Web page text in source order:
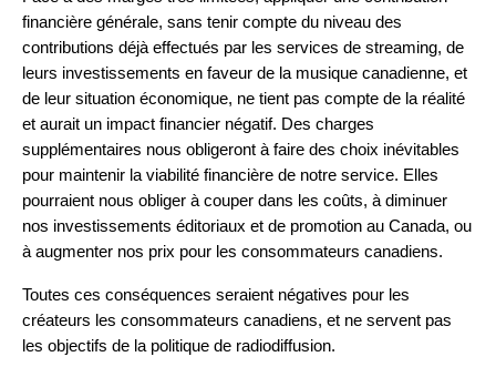
financière générale, sans tenir compte du niveau des
contributions déjà effectués par les services de streaming, de
leurs investissements en faveur de la musique canadienne, et
de leur situation économique, ne tient pas compte de la réalité
et aurait un impact financier négatif. Des charges
supplémentaires nous obligeront à faire des choix inévitables
pour maintenir la viabilité financière de notre service. Elles
pourraient nous obliger à couper dans les coûts, à diminuer
nos investissements éditoriaux et de promotion au Canada, ou
à augmenter nos prix pour les consommateurs canadiens.
Toutes ces conséquences seraient négatives pour les
créateurs les consommateurs canadiens, et ne servent pas
les objectifs de la politique de radiodiffusion.